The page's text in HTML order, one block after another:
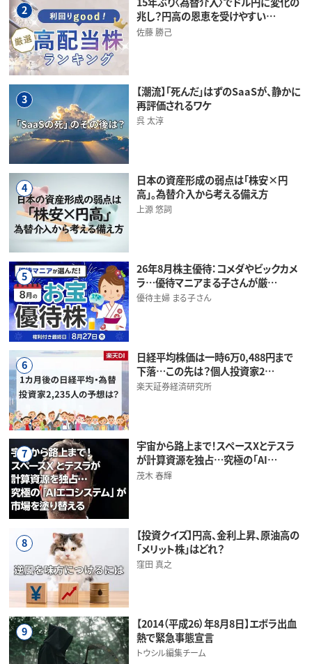
2
兆し？円高の恩恵を受けやすい…
佐藤 勝己
3
【潮流】「死んだ」はずのSaaSが、静かに
再評価されるワケ
呉 太淳
4
日本の資産形成の弱点は「株安×円
高」。為替介入から考える備え方
上源 悠詞
5
26年8月株主優待：コメダやビックカメ
ラ…優待マニアまる子さんが厳…
優待主婦 まる子さん
6
日経平均株価は一時6万0,488円まで
下落…この先は？個人投資家2…
楽天証券経済研究所
7
宇宙から路上まで！スペースXとテスラ
が計算資源を独占…究極の「AI…
茂木 春輝
8
【投資クイズ】円高、金利上昇、原油高の
「メリット株」はどれ？
窪田 真之
9
【2014（平成26）年8月8日】エボラ出血
熱で緊急事態宣言
トウシル編集チーム